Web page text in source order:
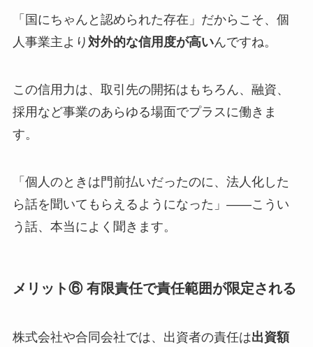
「国にちゃんと認められた存在」だからこそ、個
人事業主より 対外的な信用度が高いんですね。
この信用力は、取引先の開拓はもちろん、融資、
採用など事業のあらゆる場面でプラスに働きま
す。
「個人のときは門前払いだったのに、法人化した
ら話を聞いてもらえるようになった」——こうい
う話、本当によく聞きます。
メリット⑥ 有限責任で責任範囲が限定される
株式会社や合同会社では、出資者の責任は出資額